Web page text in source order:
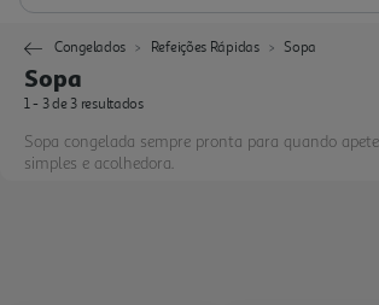
Congelados Refeições Rápidas Sopa
Sopa
1 - 3 de 3 resultados
Sopa congelada sempre pronta para quando
simples e acolhedora.